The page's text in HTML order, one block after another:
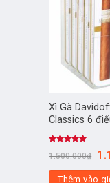
Xì Gà
Classics 6
hạng5.00
1.500.000₫
Thêm vào